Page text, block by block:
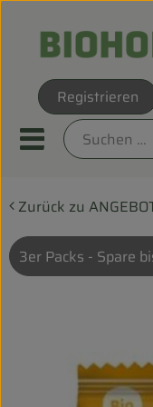
Registrieren
Mobiles
Direkt vom Hof
ANGEBOT
Zurück zu
3er Packs - Spare